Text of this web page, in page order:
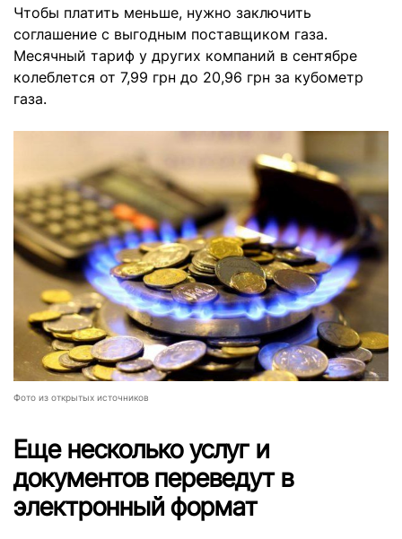
Чтобы платить меньше, нужно заключить
соглашение с выгодным поставщиком газа.
Месячный тариф у других компаний в сентябре
колеблется от 7,99 грн до 20,96 грн за кубометр
газа.
Фото из открытых источников
Еще несколько услуг и
документов переведут в
электронный формат